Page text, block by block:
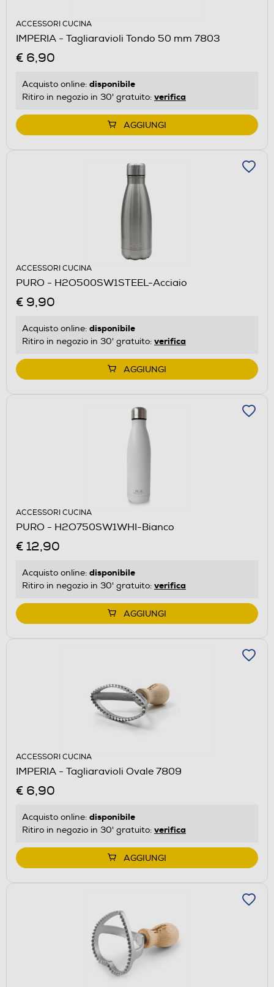
ACCESSORI CUCINA
IMPERIA - Tagliaravioli Tondo 50 mm 7803
€ 6,90
Acquisto online: disponibile
Ritiro in negozio in 30' gratuito: verifica
AGGIUNGI
ACCESSORI CUCINA
PURO - H2O500SW1STEEL-Acciaio
€ 9,90
Acquisto online: disponibile
Ritiro in negozio in 30' gratuito: verifica
AGGIUNGI
ACCESSORI CUCINA
PURO - H2O750SW1WHI-Bianco
€ 12,90
Acquisto online: disponibile
Ritiro in negozio in 30' gratuito: verifica
AGGIUNGI
ACCESSORI CUCINA
IMPERIA - Tagliaravioli Ovale 7809
€ 6,90
Acquisto online: disponibile
Ritiro in negozio in 30' gratuito: verifica
AGGIUNGI